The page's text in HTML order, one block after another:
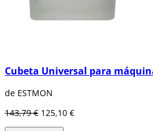
Cubeta Universal para
de ESTMON
143,79 € 125,10 €